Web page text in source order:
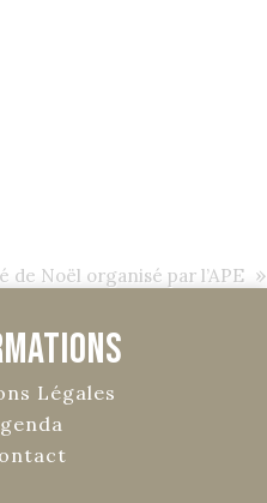
de Noël organisé par l’APE »
Légales